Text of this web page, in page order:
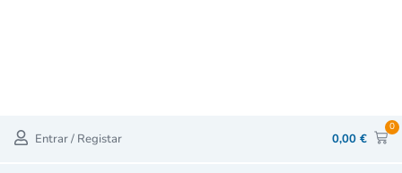
Entrar / Registar 0,00 €
0